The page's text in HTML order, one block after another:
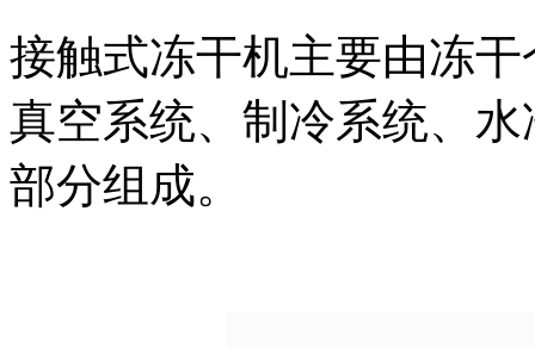
接触式冻干机主要由冻
真空系统、制冷系统、
部分组成。